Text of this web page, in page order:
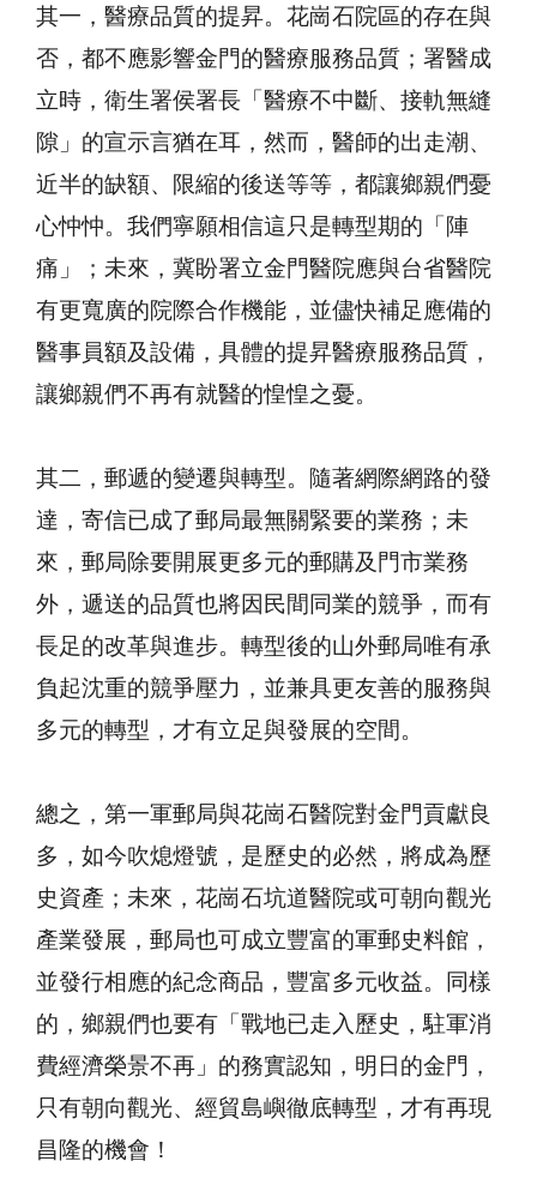
其一，醫療品質的提昇。花崗石院區的存在與
否，都不應影響金門的醫療服務品質；署醫成
立時，衛生署侯署長「醫療不中斷、接軌無縫
隙」的宣示言猶在耳，然而，醫師的出走潮、
近半的缺額、限縮的後送等等，都讓鄉親們憂
心忡忡。我們寧願相信這只是轉型期的「陣
痛」；未來，冀盼署立金門醫院應與台省醫院
有更寬廣的院際合作機能，並儘快補足應備的
醫事員額及設備，具體的提昇醫療服務品質，
讓鄉親們不再有就醫的惶惶之憂。
其二，郵遞的變遷與轉型。隨著網際網路的發
達，寄信已成了郵局最無關緊要的業務；未
來，郵局除要開展更多元的郵購及門市業務
外，遞送的品質也將因民間同業的競爭，而有
長足的改革與進步。轉型後的山外郵局唯有承
負起沈重的競爭壓力，並兼具更友善的服務與
多元的轉型，才有立足與發展的空間。
總之，第一軍郵局與花崗石醫院對金門貢獻良
多，如今吹熄燈號，是歷史的必然，將成為歷
史資產；未來，花崗石坑道醫院或可朝向觀光
產業發展，郵局也可成立豐富的軍郵史料館，
並發行相應的紀念商品，豐富多元收益。同樣
的，鄉親們也要有「戰地已走入歷史，駐軍消
費經濟榮景不再」的務實認知，明日的金門，
只有朝向觀光、經貿島嶼徹底轉型，才有再現
昌隆的機會！